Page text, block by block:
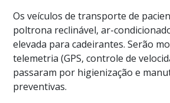
Os veículos de transporte de
poltrona reclinável, ar-
elevada para cadeirantes. Serão
telemetria (GPS, controle de
passaram por higienização e
preventivas.